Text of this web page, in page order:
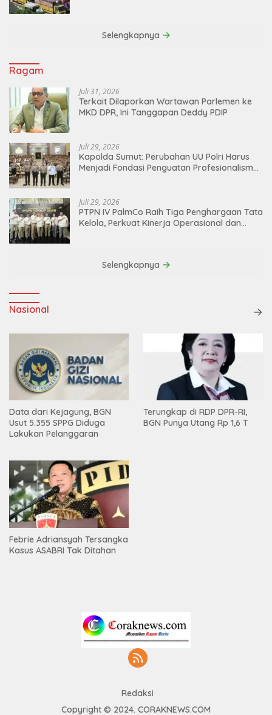
Selengkapnya
Ragam
Juli 31, 2026
Terkait Dilaporkan Wartawan Parlemen ke
MKD DPR, Ini Tanggapan Deddy PDIP
Juli 29, 2026
Kapolda Sumut: Perubahan UU Polri Harus
Menjadi Fondasi Penguatan Profesionalisme
Juli 29, 2026
PTPN IV PalmCo Raih Tiga Penghargaan Tata
Kelola, Perkuat Kinerja Operasional dan
Selengkapnya
Nasional
Data dari Kejagung, BGN
Usut 5.355 SPPG Diduga
Lakukan Pelanggaran
Terungkap di RDP DPR-RI,
BGN Punya Utang Rp 1,6 T
Febrie Adriansyah Tersangka
Kasus ASABRI Tak Ditahan
Redaksi
Copyright © 2024. CORAKNEWS.COM